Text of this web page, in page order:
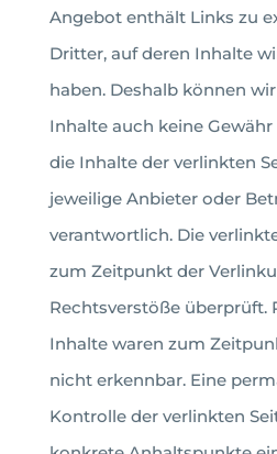
Angebot enthält Links zu
Dritter, auf deren Inhalte
haben. Deshalb können
Inhalte auch keine
die Inhalte der verlinkten
jeweilige Anbieter oder
verantwortlich. Die
zum Zeitpunkt der
Rechtsverstöße überprüft.
Inhalte waren zum
nicht erkennbar. Eine
Kontrolle der verlinkten